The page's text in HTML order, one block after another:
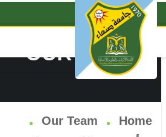
OUR TEAM
Home
Our Team